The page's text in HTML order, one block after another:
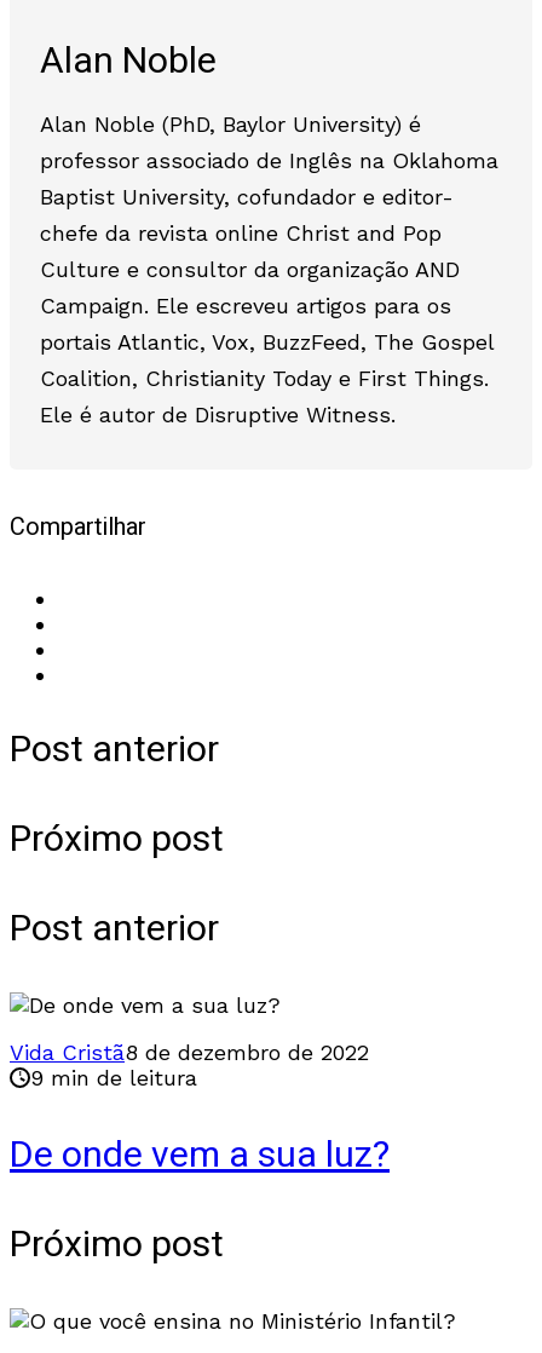
Alan Noble
Alan Noble (PhD, Baylor University) é
professor associado de Inglês na Oklahoma
Baptist University, cofundador e editor-
chefe da revista online Christ and Pop
Culture e consultor da organização AND
Campaign. Ele escreveu artigos para os
portais Atlantic, Vox, BuzzFeed, The Gospel
Coalition, Christianity Today e First Things.
Ele é autor de Disruptive Witness.
Compartilhar
Post anterior
Próximo post
Post anterior
Vida Cristã8 de dezembro de 2022
9 min de leitura
De onde vem a sua luz?
Próximo post